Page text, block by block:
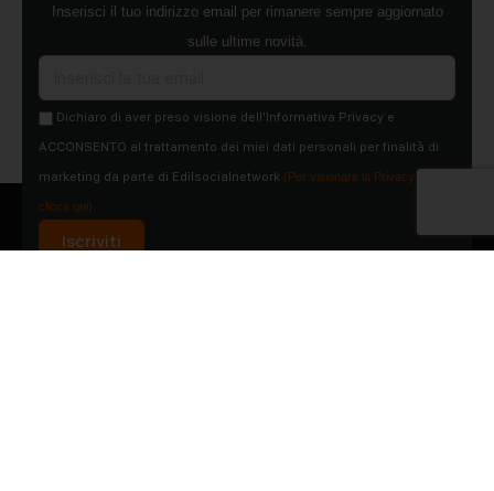
Inserisci il tuo indirizzo email per rimanere sempre aggiornato
sulle ultime novità.
Dichiaro di aver preso visione dell'Informativa Privacy e
ACCONSENTO al trattamento dei miei dati personali per finalità di
marketing da parte di Edilsocialnetwork (Per visionare la Privacy Policy
clicca qui).
Iscriviti